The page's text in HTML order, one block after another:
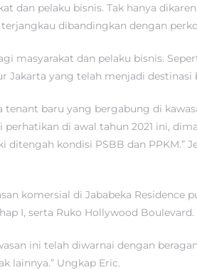
dan pelaku bisnis. Tak hanya
dibandingkan dengan
masyarakat dan pelaku bisnis.
Jakarta yang telah menjadi destinasi
baru yang bergabung di
di awal tahun 2021 ini,
kondisi PSBB dan PPKM.”
komersial di Jababeka Residence
I, serta Ruko Hollywood Boulevard.
ini telah diwarnai dengan
lainnya.” Ungkap Eric.